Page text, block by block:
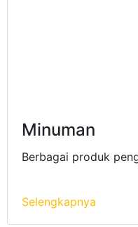
Minuman
Berbagai produk
Selengkapnya